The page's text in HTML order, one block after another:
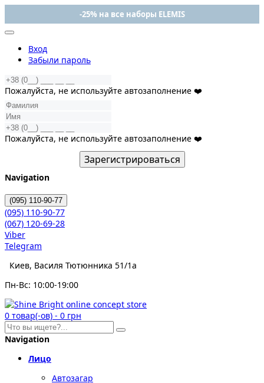
-25% на все наборы ELEMIS
Вход
Забыли пароль
Пожалуйста, не используйте автозаполнение ❤️
Пожалуйста, не используйте автозаполнение ❤️
Зарегистрироваться
Navigation
(095) 110-90-77
(095) 110-90-77
(067) 120-69-28
Viber
Telegram
Киев, Василя Тютюнника 51/1а
Пн-Вс: 10:00-19:00
0 товар(-ов) - 0 грн
Navigation
Лицо
Автозагар